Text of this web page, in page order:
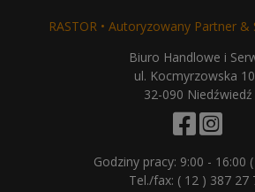
RASTOR • Autoryzowany Partner
Biuro Handlowe i
ul. Kocmyrzowska
32-090 Niedźwiedź
Godziny pracy: 9:00 - 16:00
Tel./fax: ( 12 ) 387 27